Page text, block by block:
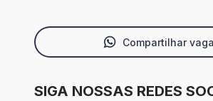
Compartilhar vaga
SIGA NOSSAS REDES